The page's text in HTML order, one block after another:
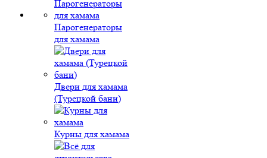
Парогенераторы
для хамама
Двери для хамама
(Турецкой бани)
Курны для хамама